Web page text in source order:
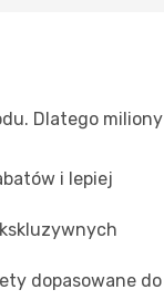
Dlatego miliony
i lepiej
dopasowane do